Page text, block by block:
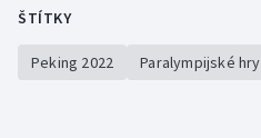
Motorsport
Olympijské hry
ŠTÍTKY
Peking 2022 Paralympijské hry